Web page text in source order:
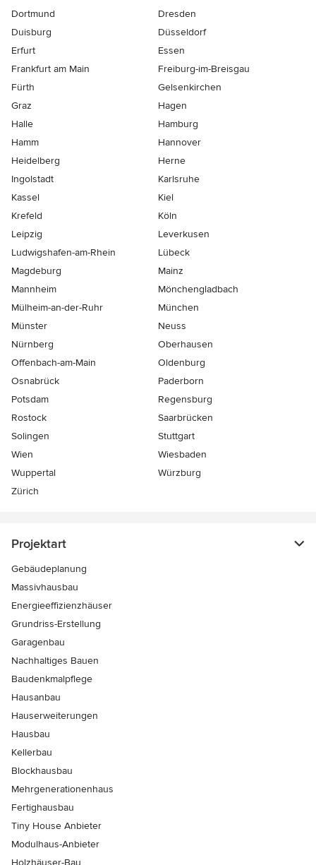
Dortmund
Dresden
Duisburg
Düsseldorf
Erfurt
Essen
Frankfurt am Main
Freiburg-im-Breisgau
Fürth
Gelsenkirchen
Graz
Hagen
Halle
Hamburg
Hamm
Hannover
Heidelberg
Herne
Ingolstadt
Karlsruhe
Kassel
Kiel
Krefeld
Köln
Leipzig
Leverkusen
Ludwigshafen-am-Rhein
Lübeck
Magdeburg
Mainz
Mannheim
Mönchen­gladbach
Mülheim-an-der-Ruhr
München
Münster
Neuss
Nürnberg
Oberhausen
Offenbach-am-Main
Oldenburg
Osnabrück
Paderborn
Potsdam
Regensburg
Rostock
Saarbrücken
Solingen
Stuttgart
Wien
Wiesbaden
Wuppertal
Würzburg
Zürich
Projektart
Gebäudeplanung
Massivhausbau
Energieeffizienzhäuser
Grundriss-Erstellung
Garagenbau
Nachhaltiges Bauen
Baudenkmalpflege
Hausanbau
Hauserweiterungen
Hausbau
Kellerbau
Blockhausbau
Mehrgenerationenhaus
Fertighausbau
Tiny House Anbieter
Modulhaus-Anbieter